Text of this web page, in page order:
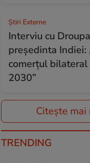
Știri Externe
Interviu cu
președinta Indiei:
comerțul bilateral
2030”
Citește mai
TRENDING